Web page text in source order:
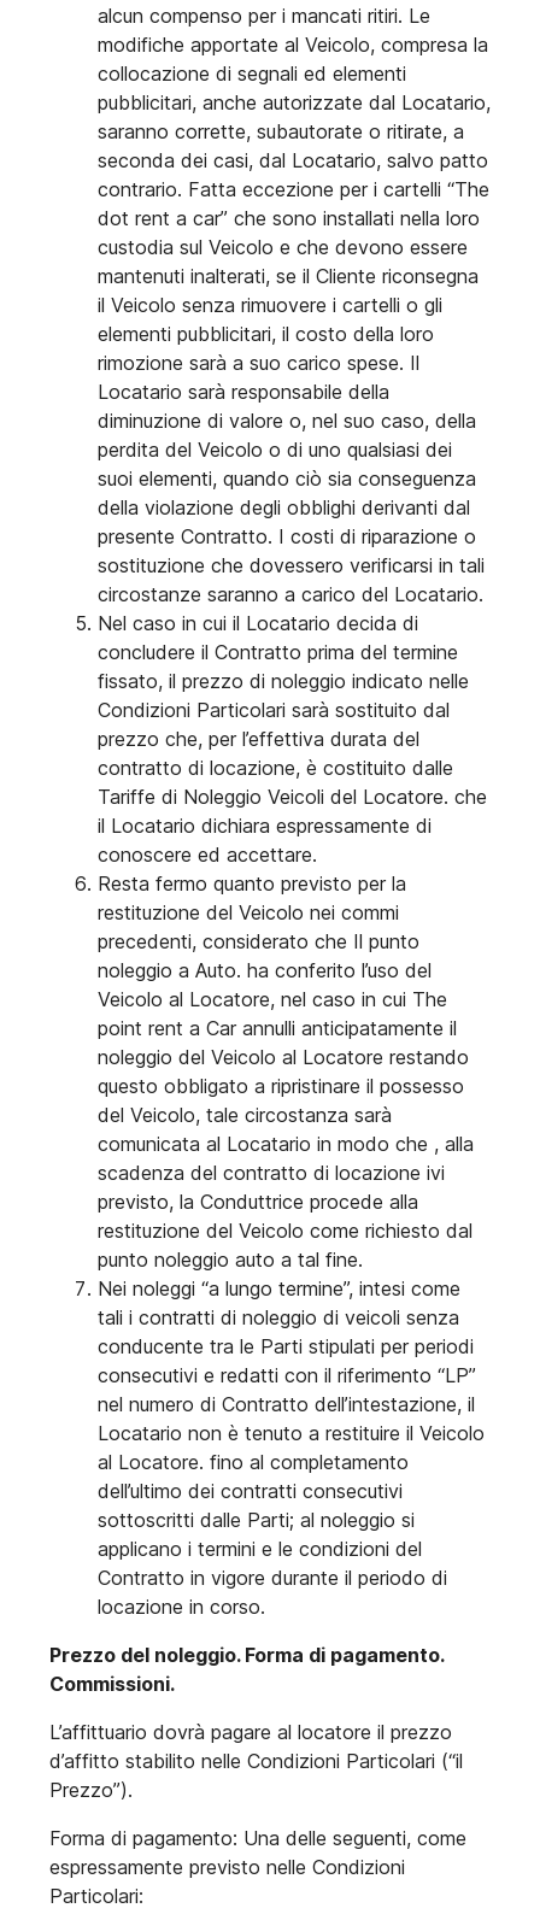
alcun compenso per i mancati ritiri. Le
modifiche apportate al Veicolo, compresa la
collocazione di segnali ed elementi
pubblicitari, anche autorizzate dal Locatario,
saranno corrette, subautorate o ritirate, a
seconda dei casi, dal Locatario, salvo patto
contrario. Fatta eccezione per i cartelli “The
dot rent a car” che sono installati nella loro
custodia sul Veicolo e che devono essere
mantenuti inalterati, se il Cliente riconsegna
il Veicolo senza rimuovere i cartelli o gli
elementi pubblicitari, il costo della loro
rimozione sarà a suo carico spese. Il
Locatario sarà responsabile della
diminuzione di valore o, nel suo caso, della
perdita del Veicolo o di uno qualsiasi dei
suoi elementi, quando ciò sia conseguenza
della violazione degli obblighi derivanti dal
presente Contratto. I costi di riparazione o
sostituzione che dovessero verificarsi in tali
circostanze saranno a carico del Locatario.
Nel caso in cui il Locatario decida di
concludere il Contratto prima del termine
fissato, il prezzo di noleggio indicato nelle
Condizioni Particolari sarà sostituito dal
prezzo che, per l’effettiva durata del
contratto di locazione, è costituito dalle
Tariffe di Noleggio Veicoli del Locatore. che
il Locatario dichiara espressamente di
conoscere ed accettare.
Resta fermo quanto previsto per la
restituzione del Veicolo nei commi
precedenti, considerato che Il punto
noleggio a Auto. ha conferito l’uso del
Veicolo al Locatore, nel caso in cui The
point rent a Car annulli anticipatamente il
noleggio del Veicolo al Locatore restando
questo obbligato a ripristinare il possesso
del Veicolo, tale circostanza sarà
comunicata al Locatario in modo che , alla
scadenza del contratto di locazione ivi
previsto, la Conduttrice procede alla
restituzione del Veicolo come richiesto dal
punto noleggio auto a tal fine.
Nei noleggi “a lungo termine”, intesi come
tali i contratti di noleggio di veicoli senza
conducente tra le Parti stipulati per periodi
consecutivi e redatti con il riferimento “LP”
nel numero di Contratto dell’intestazione, il
Locatario non è tenuto a restituire il Veicolo
al Locatore. fino al completamento
dell’ultimo dei contratti consecutivi
sottoscritti dalle Parti; al noleggio si
applicano i termini e le condizioni del
Contratto in vigore durante il periodo di
locazione in corso.
Prezzo del noleggio. Forma di pagamento.
Commissioni.
L’affittuario dovrà pagare al locatore il prezzo
d’affitto stabilito nelle Condizioni Particolari (“il
Prezzo”).
Forma di pagamento: Una delle seguenti, come
espressamente previsto nelle Condizioni
Particolari: